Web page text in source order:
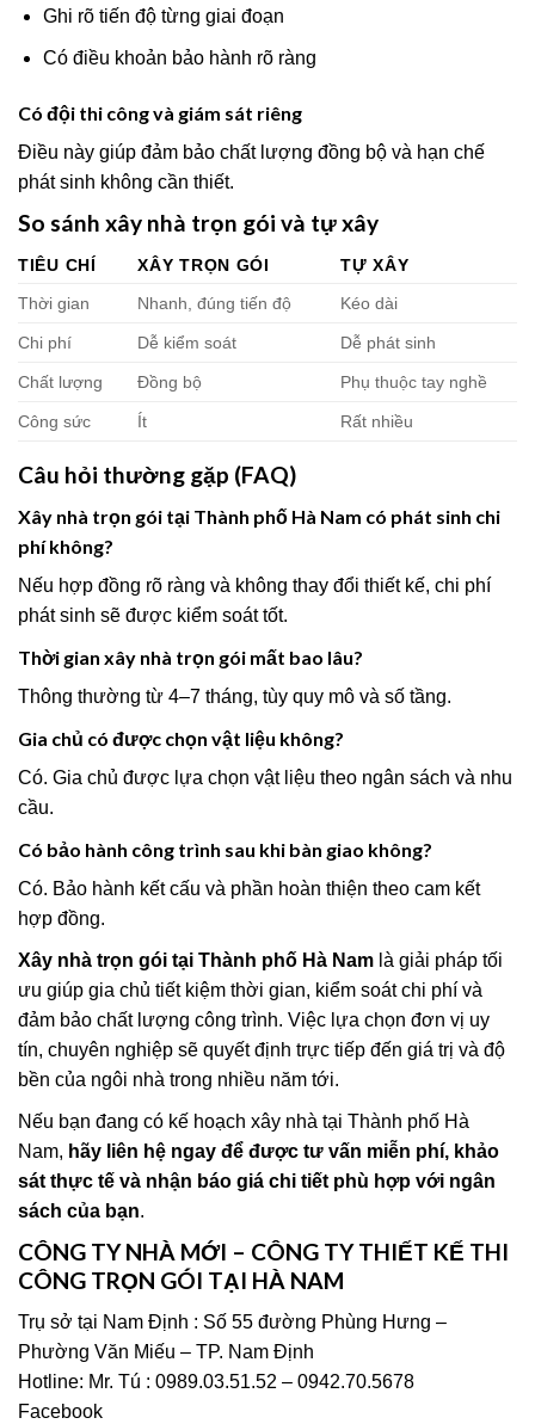
Ghi rõ tiến độ từng giai đoạn
Có điều khoản bảo hành rõ ràng
Có đội thi công và giám sát riêng
Điều này giúp đảm bảo chất lượng đồng bộ và hạn chế
phát sinh không cần thiết.
So sánh xây nhà trọn gói và tự xây
TIÊU CHÍ XÂY TRỌN GÓI
TỰ XÂY
Thời gian
Nhanh, đúng tiến độ Kéo dài
Chi phí Dễ kiểm soát Dễ phát sinh
Chất lượng Đồng bộ Phụ thuộc tay nghề
Công sức Ít Rất nhiều
Câu hỏi thường gặp (FAQ)
Xây nhà trọn gói tại Thành phố Hà Nam có phát sinh chi
phí không?
Nếu hợp đồng rõ ràng và không thay đổi thiết kế, chi phí
phát sinh sẽ được kiểm soát tốt.
Thời gian xây nhà trọn gói mất bao lâu?
Thông thường từ 4–7 tháng, tùy quy mô và số tầng.
Gia chủ có được chọn vật liệu không?
Có. Gia chủ được lựa chọn vật liệu theo ngân sách và nhu
cầu.
Có bảo hành công trình sau khi bàn giao không?
Có. Bảo hành kết cấu và phần hoàn thiện theo cam kết
hợp đồng.
Xây nhà trọn gói tại Thành phố Hà Nam là giải pháp tối
ưu giúp gia chủ tiết kiệm thời gian, kiểm soát chi phí và
đảm bảo chất lượng công trình. Việc lựa chọn đơn vị uy
tín, chuyên nghiệp sẽ quyết định trực tiếp đến giá trị và độ
bền của ngôi nhà trong nhiều năm tới.
Nếu bạn đang có kế hoạch xây nhà tại Thành phố Hà
Nam, hãy liên hệ ngay để được tư vấn miễn phí, khảo
sát thực tế và nhận báo giá chi tiết phù hợp với ngân
sách của bạn.
CÔNG TY NHÀ MỚI – CÔNG TY THIẾT KẾ THI
CÔNG TRỌN GÓI TẠI HÀ NAM
Trụ sở tại Nam Định : Số 55 đường Phùng Hưng –
Phường Văn Miếu – TP. Nam Định
Hotline: Mr. Tú : 0989.03.51.52 – 0942.70.5678
Facebook